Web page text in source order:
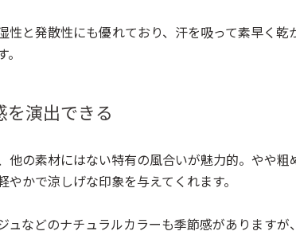
性と発散性にも優れており、汗を吸って素早く
を演出できる
他の素材にはない特有の風合いが魅力的。やや
やかで涼しげな印象を与えてくれます。
ュなどのナチュラルカラーも季節感があります